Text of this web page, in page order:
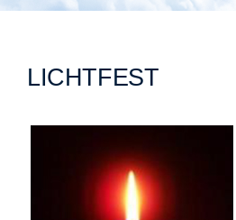
Städtegruppen Schweiz
LICHTFEST